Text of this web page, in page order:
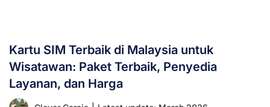
Kartu SIM Terbaik di Malaysia untuk
Wisatawan: Paket Terbaik, Penyedia
Layanan, dan Harga